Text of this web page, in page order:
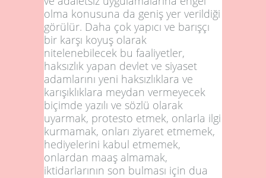
olma konusuna da geniş yer verildiği
görülür. Daha çok yapıcı ve barışçı
bir karşı koyuş olarak
nitelenebilecek bu faaliyetler,
haksızlık yapan devlet ve siyaset
adamlarını yeni haksızlıklara ve
karışıklıklara meydan vermeyecek
biçimde yazılı ve sözlü olarak
uyarmak, protesto etmek, onlarla ilgi
kurmamak, onları ziyaret etmemek,
hediyelerini kabul etmemek,
onlardan maaş almamak,
iktidarlarının son bulması için dua